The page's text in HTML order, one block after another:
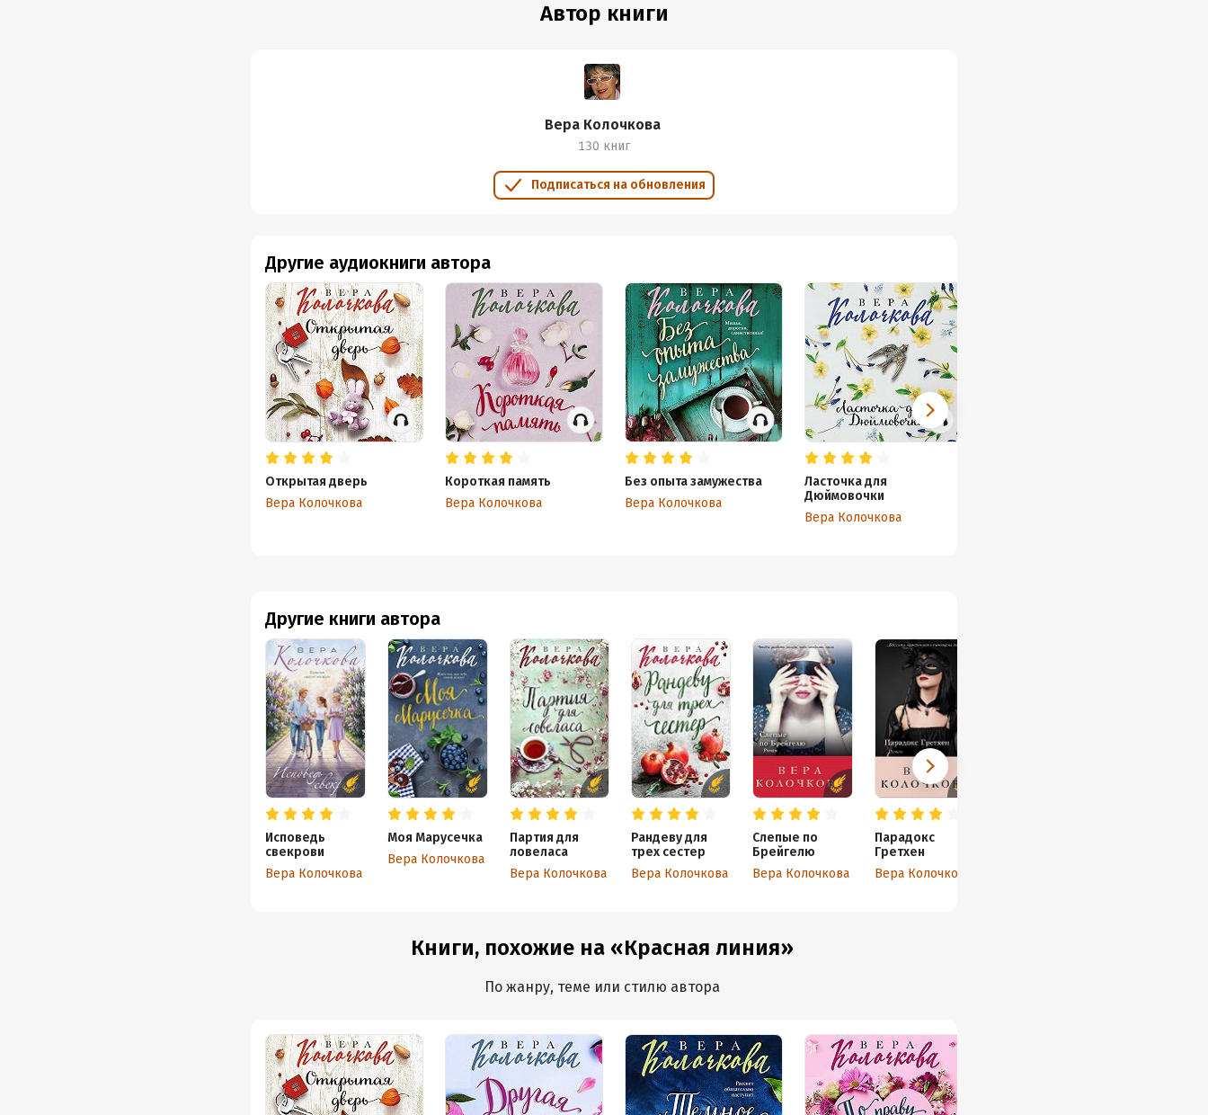
Автор книги
Вера Колочкова
130 книг
Подписаться на обновления
Другие книги автора
Исповедь
свекрови
Вера Колочкова
Моя Марусечка
Вера Колочкова
Партия для
ловеласа
Вера Колочкова
Рандеву для
трех сестер
Вера Колочкова
Слепые по
Брейгелю
Вера Колочкова
Парадокс
Гретхен
Вера Колочкова
Другие аудиокниги автора
Открытая дверь
Вера Колочкова
Короткая память
Вера Колочкова
Без опыта замужества
Вера Колочкова
Ласточка для
Дюймовочки
Вера Колочкова
Книги, похожие на «Красная линия»
По жанру, теме или стилю автора